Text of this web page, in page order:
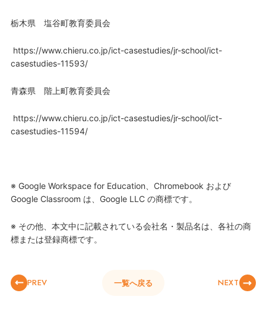
栃木県 塩谷町教育委員会
https://www.chieru.co.jp/ict-casestudies/jr-school/ict-
casestudies-11593/
青森県 階上町教育委員会
https://www.chieru.co.jp/ict-casestudies/jr-school/ict-
casestudies-11594/
※ Google Workspace for Education、Chromebook および
Google Classroom は、Google LLC の商標です。
※ その他、本文中に記載されている会社名・製品名は、各社の商
標または登録商標です。
PREV 一覧へ戻る NEXT